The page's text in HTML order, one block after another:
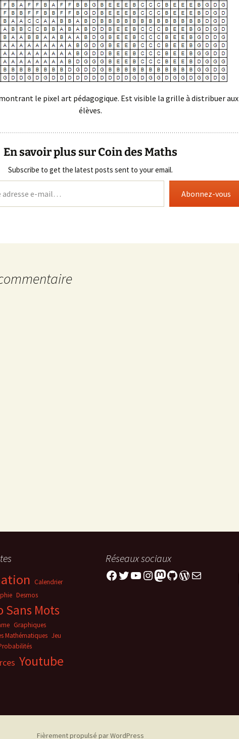
le pixel art pédagogique. Est visible la grille à distribuer aux
élèves.
En savoir plus sur Coin des Maths
Subscribe to get the latest posts sent to your email.
Abonnez-vous
Calendrier
Desmos
Sans Mots
Graphiques
Mathématiques Jeu
Youtube
Réseaux sociaux
Facebook
Twitter
YouTube
Instagram
Mastodon
GitHub
WordPress
E-mail
Fièrement propulsé par WordPress